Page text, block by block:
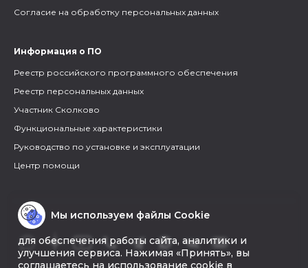
Согласие на обработку персональных данных
Информация о ПО
Реестр российского программного обеспечения
Реестр персональных данных
Участник Сколково
Функциональные характеристики
Руководство по установке и эксплуатации
Центр помощи
Мы используем файлы Cookie
для обеспечения работы сайта, аналитики и
улучшения сервиса. Нажимая «Принять», вы
соглашаетесь на использование cookie в